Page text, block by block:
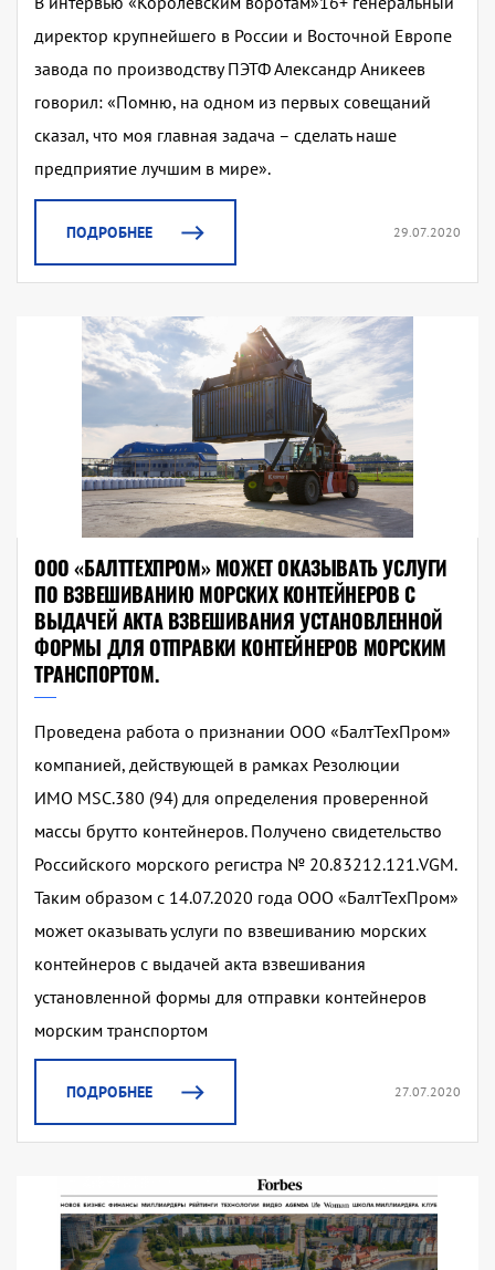
директор крупнейшего в России и Восточной Европе
завода по производству ПЭТФ Александр Аникеев
говорил: «Помню, на одном из первых совещаний
сказал, что моя главная задача – сделать наше
предприятие лучшим в мире».
ПОДРОБНЕЕ 29.07.2020
ООО «БАЛТТЕХПРОМ» МОЖЕТ ОКАЗЫВАТЬ УСЛУГИ
ПО ВЗВЕШИВАНИЮ МОРСКИХ КОНТЕЙНЕРОВ С
ВЫДАЧЕЙ АКТА ВЗВЕШИВАНИЯ УСТАНОВЛЕННОЙ
ФОРМЫ ДЛЯ ОТПРАВКИ КОНТЕЙНЕРОВ МОРСКИМ
ТРАНСПОРТОМ.
Проведена работа о признании ООО «БалтТехПром»
компанией, действующей в рамках Резолюции
ИМО MSC.380 (94) для определения проверенной
массы брутто контейнеров. Получено свидетельство
Российского морского регистра № 20.83212.121.VGM.
Таким образом с 14.07.2020 года ООО «БалтТехПром»
может оказывать услуги по взвешиванию морских
контейнеров с выдачей акта взвешивания
установленной формы для отправки контейнеров
морским транспортом
ПОДРОБНЕЕ 27.07.2020